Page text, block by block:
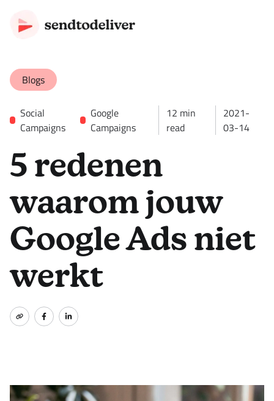
Blogs
Social
Campaigns
Google
Campaigns
12 min
read
2021-
03-14
5 redenen
waarom jouw
Google Ads niet
werkt